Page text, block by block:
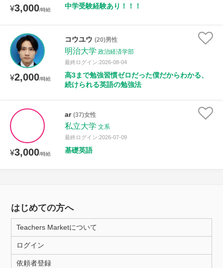
¥3,000/時給 中学受験経験あり！！！
¥2,000/時給
コウユウ (20)男性
明治大学 政治経済学部
最終ログイン:2026-08-04
高3まで勉強習慣ゼロだった僕だからわかる、
続けられる英語の勉強法
¥3,000/時給
ar (37)女性
私立大学 文系
最終ログイン:2026-07-09
基礎英語
はじめての方へ
Teachers Marketについて
ログイン
依頼者登録